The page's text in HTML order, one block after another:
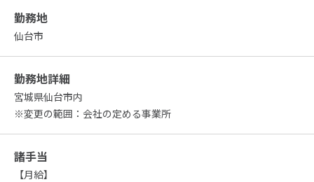
勤務地
仙台市
勤務地詳細
宮城県仙台市内
※変更の範囲：会社の定める事業所
諸手当
【月給】